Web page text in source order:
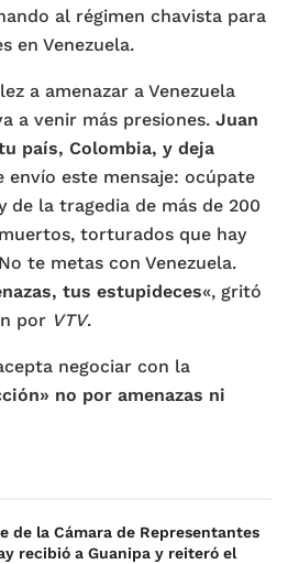
al régimen chavista para
en Venezuela.
a amenazar a Venezuela
a venir más presiones. Juan
país, Colombia, y deja
envío este mensaje: ocúpate
de la tragedia de más de 200
torturados que hay
te metas con Venezuela.
tus estupideces«, gritó
por VTV.
negociar con la
no por amenazas ni
de la Cámara de Representantes
recibió a Guanipa y reiteró el